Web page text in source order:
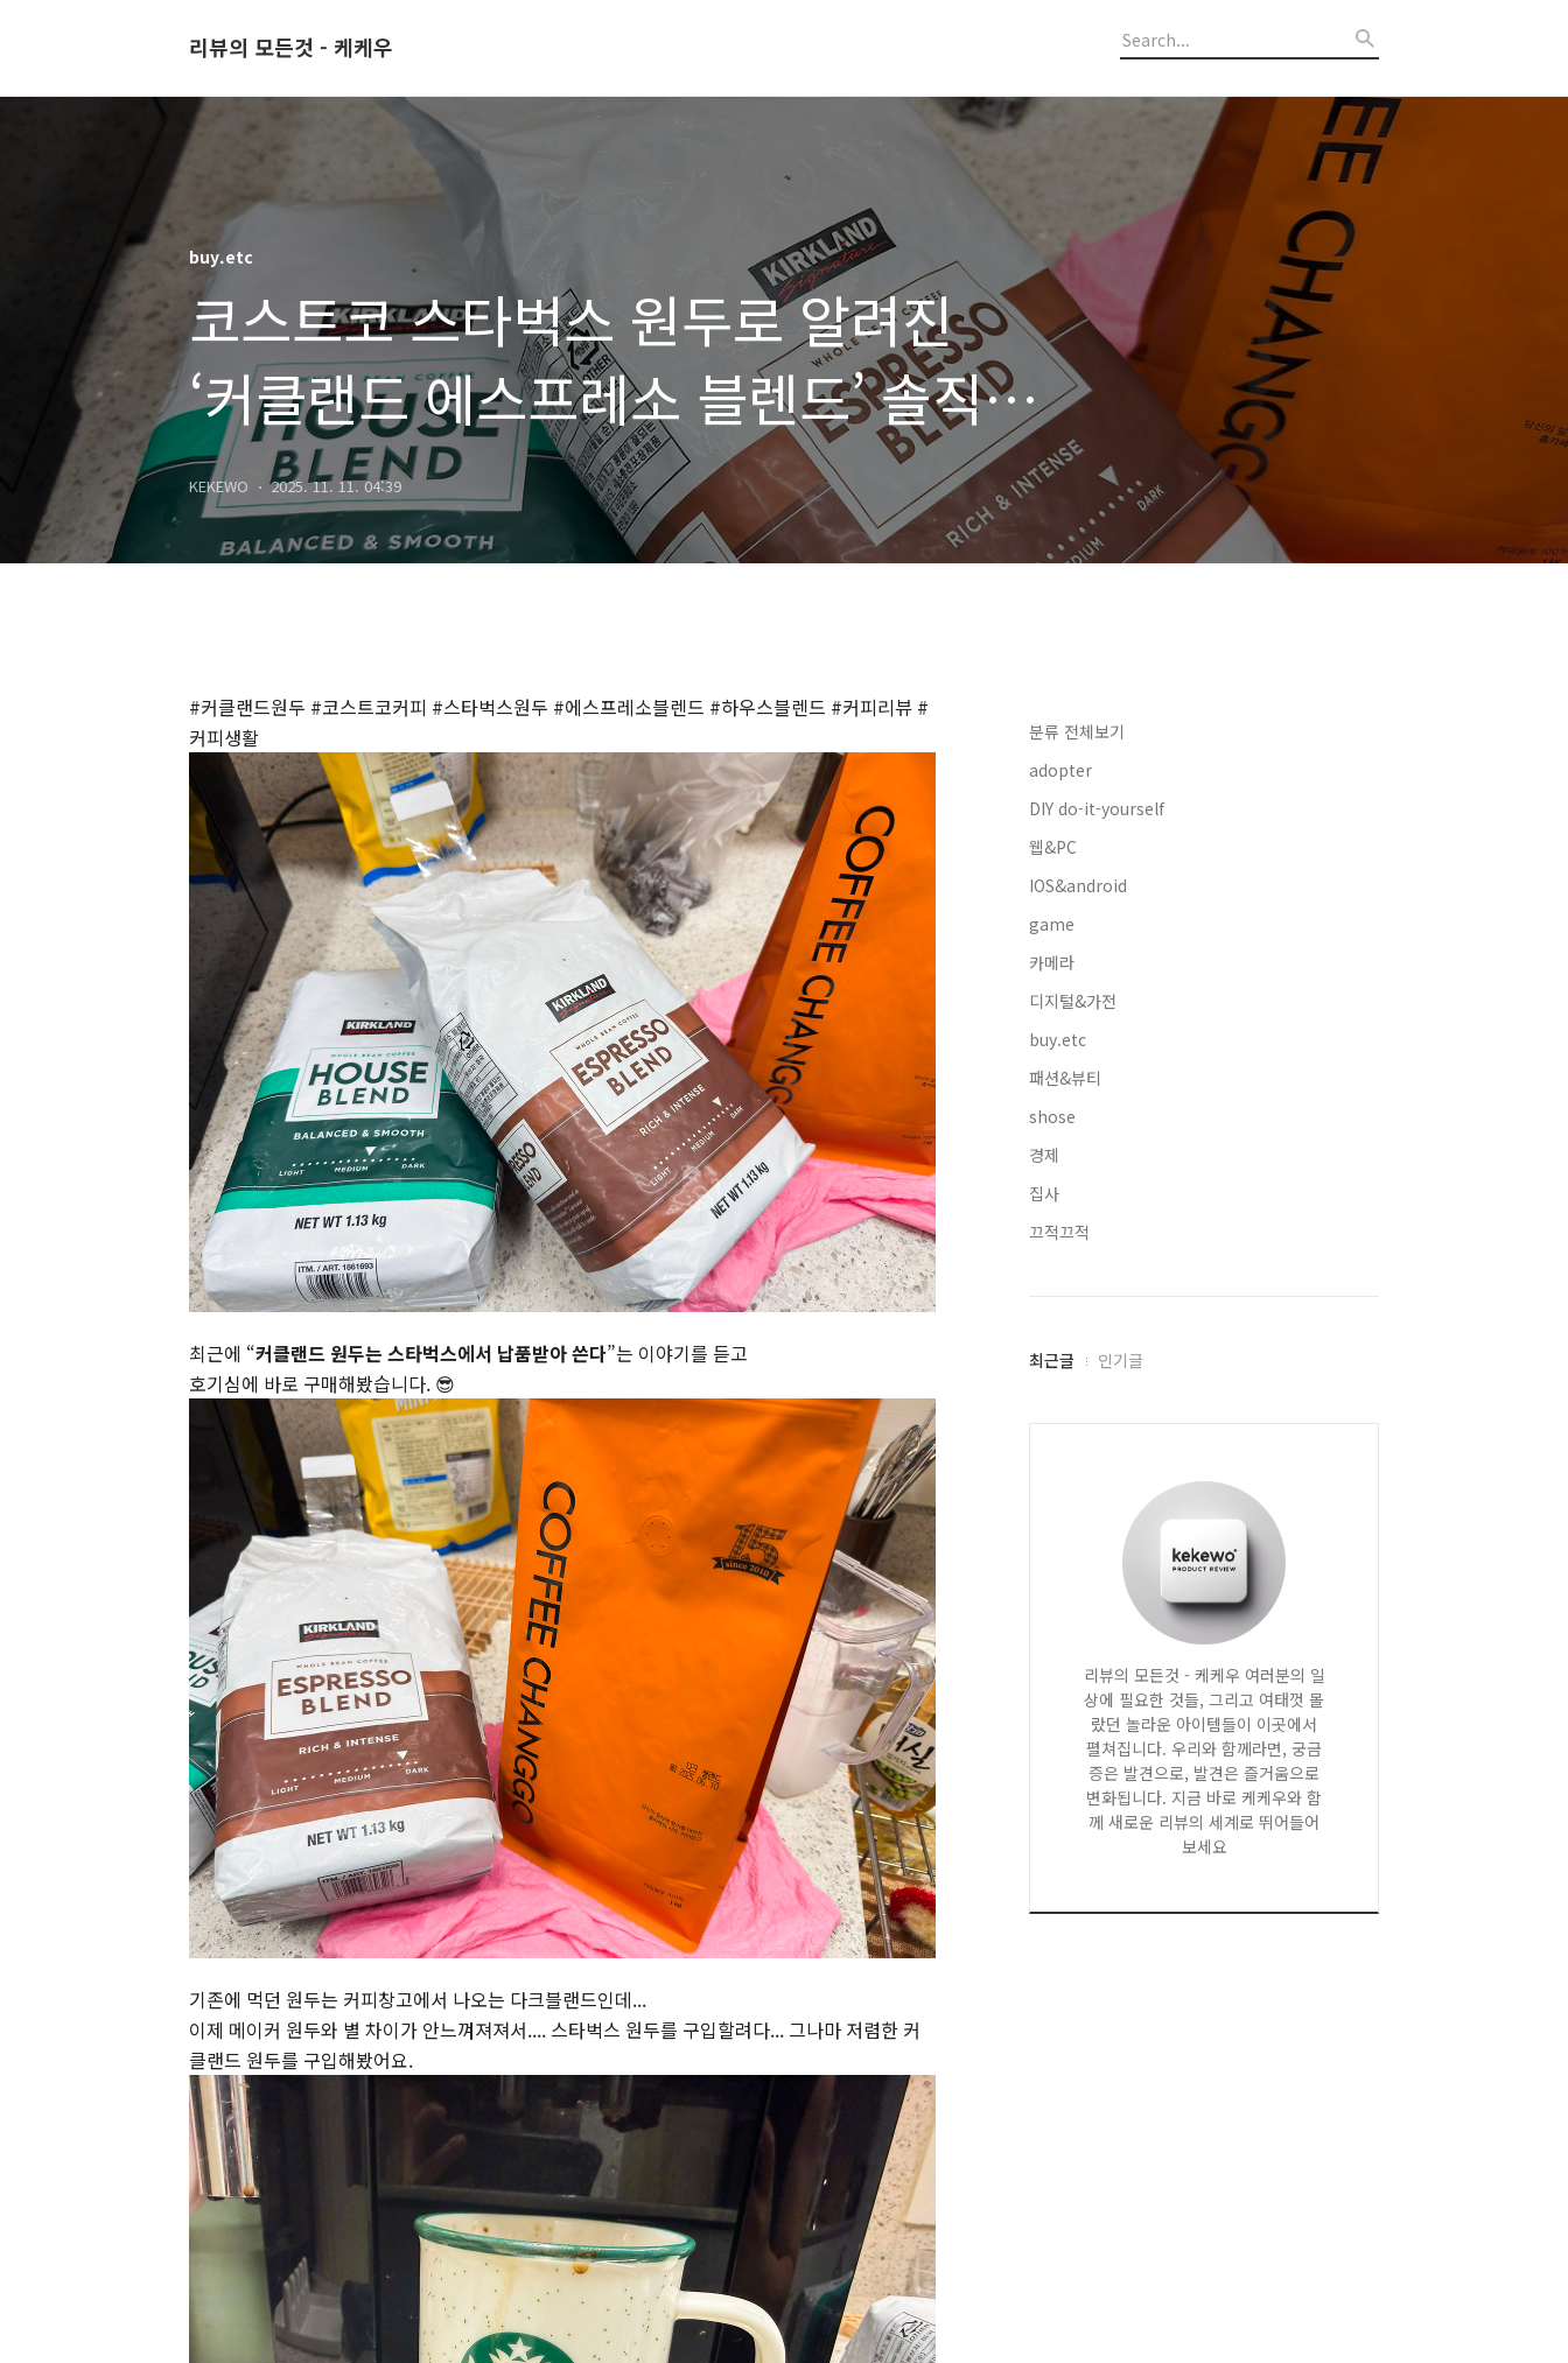
리뷰의 모든것 - 케케우
buy.etc
코스트코 스타벅스 원두로 알려진
‘커클랜드 에스프레소 블렌드’ 솔직
후기!
KEKEWO 2025. 11. 11. 04:39
#커클랜드원두 #코스트코커피 #스타벅스원두 #에스프레소블렌드 #하우스블렌드 #커피리뷰 #
커피생활
최근에 “커클랜드 원두는 스타벅스에서 납품받아 쓴다”는 이야기를 듣고
호기심에 바로 구매해봤습니다. 😎
기존에 먹던 원두는 커피창고에서 나오는 다크블랜드인데...
이제 메이커 원두와 별 차이가 안느껴져져서.... 스타벅스 원두를 구입할려다... 그나마 저렴한 커
클랜드 원두를 구입해봤어요.
분류 전체보기
adopter
DIY do-it-yourself
웹&PC
IOS&android
game
카메라
디지털&가전
buy.etc
패션&뷰티
shose
경제
집사
끄적끄적
최
최근글 인기글
리뷰의 모든것 - 케케우 여러분의 일
상에 필요한 것들, 그리고 여태껏 몰
랐던 놀라운 아이템들이 이곳에서
펼쳐집니다. 우리와 함께라면, 궁금
증은 발견으로, 발견은 즐거움으로
변화됩니다. 지금 바로 케케우와 함
께 새로운 리뷰의 세계로 뛰어들어
보세요